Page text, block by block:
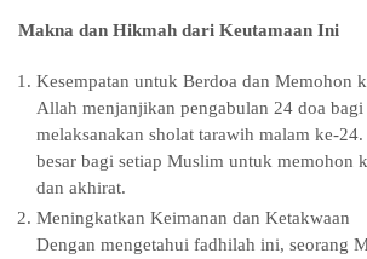
Makna dan Hikmah dari Keutamaan Ini
Kesempatan untuk Berdoa dan Memohon
Allah menjanjikan pengabulan 24 doa bagi
melaksanakan sholat tarawih malam ke-
besar bagi setiap Muslim untuk memohon
dan akhirat.
Meningkatkan Keimanan dan Ketakwaan
Dengan mengetahui fadhilah ini, seorang